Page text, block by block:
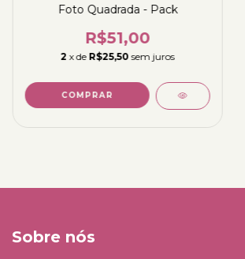
Foto Quadrada - Pack
R$51,00
2 x de R$25,50 sem juros
COMPRAR
Sobre nós